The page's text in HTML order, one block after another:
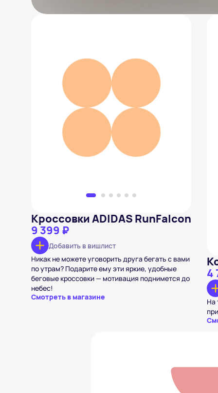
Кроссовки ADIDAS RunFalcon
9 399 ₽
Добавить в вишлист
Кроссовки ADIDAS RunFalcon
9 399 ₽
Добавить в вишлист
Никак не можете уговорить друга бегать с вами
по утрам? Подарите ему эти яркие, удобные
беговые кроссовки — мотивация поднимется до
небес!
Смотреть в магазине
4
На